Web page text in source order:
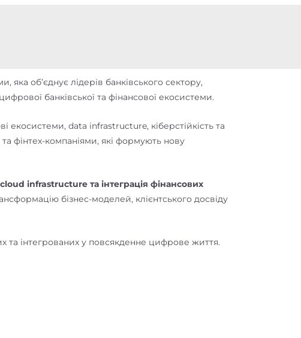
яка об’єднує лідерів банківського сектору,
банківської та фінансової екосистеми.
екосистеми, data infrastructure, кіберстійкість та
фінтех-компаніями, які формують нову
infrastructure та інтеграція фінансових
бізнес-моделей, клієнтського досвіду
та інтегрованих у повсякденне цифрове життя.